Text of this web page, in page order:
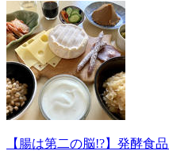
【腸は第二の脳!?】発酵食